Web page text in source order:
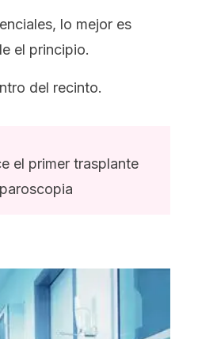
lo mejor es
el principio.
del recinto.
el primer trasplante